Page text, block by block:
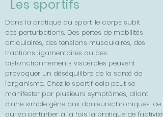
Les sportifs
Dans la pratique du sport, le corps subit
des perturbations. Des pertes de mobilités
articulaires, des tensions musculaires, des
tractions ligamentaires ou des
disfonctionnements viscérales peuvent
provoquer un déséquilibre de la santé de
l'organisme. Chez le sportif cela peut se
manifester par plusieurs symptômes, allant
d’une simple gène aux douleurschroniques, ce
qui va perturber à la fois la pratique de l'activité